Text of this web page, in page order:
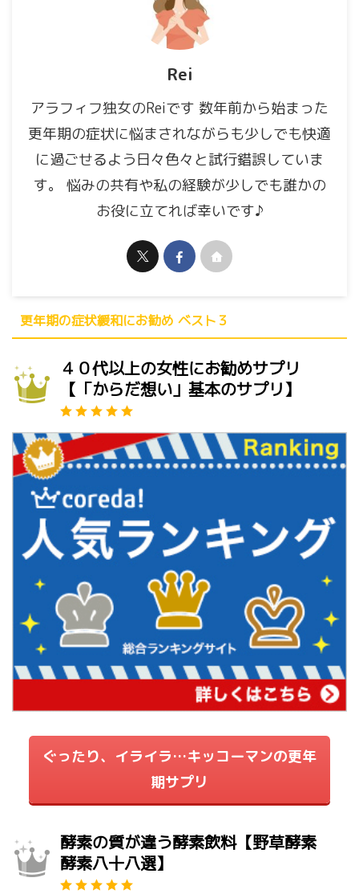
Rei
アラフィフ独女のReiです 数年前から始まった
更年期の症状に悩まされながらも少しでも快適
に過ごせるよう日々色々と試行錯誤していま
す。 悩みの共有や私の経験が少しでも誰かの
お役に立てれば幸いです♪
更年期の症状緩和にお勧め ベスト３
４０代以上の女性にお勧めサプリ
【「からだ想い」基本のサプリ】
ぐったり、イライラ…キッコーマンの更年
期サプリ
酵素の質が違う酵素飲料【野草酵素
酵素八十八選】